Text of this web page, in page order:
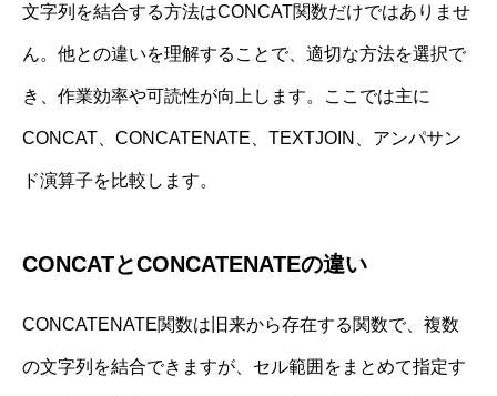
文字列を結合する方法はCONCAT関数だけではありませ
ん。他との違いを理解することで、適切な方法を選択で
き、作業効率や可読性が向上します。ここでは主に
CONCAT、CONCATENATE、TEXTJOIN、アンパサン
ド演算子を比較します。
CONCATとCONCATENATEの違い
CONCATENATE関数は旧来から存在する関数で、複数
の文字列を結合できますが、セル範囲をまとめて指定す